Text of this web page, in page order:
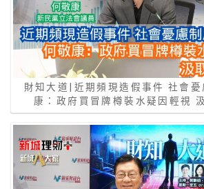
財知大道|近期頻現造假事件 社會憂
康：政府買冒牌樽裝水疑因輕視